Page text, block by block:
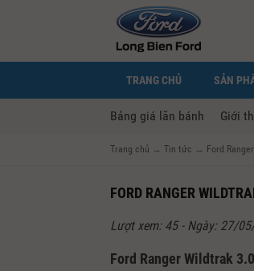
TRANG CHỦ SẢN
Bảng giá lăn bánh Giới
Trang chủ → Tin tức → Ford
FORD RANGER
Lượt xem: 45 - Ngày: 27/
Ford Ranger Wildtrak